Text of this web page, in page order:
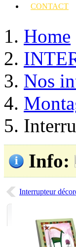
CONTACT
Home
Nos
Info:
Interrupteur